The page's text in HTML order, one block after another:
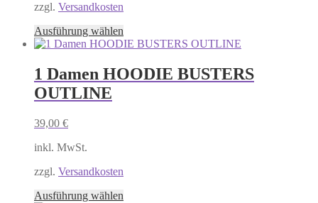
der
gewählt
werden
zzgl. Versandkosten
Ausführung wählen
Produkt
mehrere
Varianten
werden
1 Damen HOODIE BUSTERS
OUTLINE
39,00 €
inkl. MwSt.
zzgl. Versandkosten
Ausführung wählen